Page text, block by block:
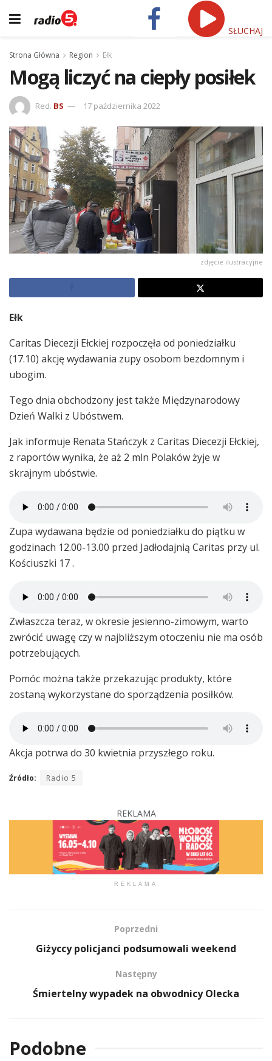
SŁUCHAJ
Strona Główna Region Ełk
Mogą liczyć na ciepły posiłek
Red. BS 17 października 2022
zdjęcie ilustracyjne
Ełk
Caritas Diecezji Ełckiej rozpoczęła od poniedziałku
(17.10) akcję wydawania zupy osobom bezdomnym i
ubogim.
Tego dnia obchodzony jest także Międzynarodowy
Dzień Walki z Ubóstwem.
Jak informuje Renata Stańczyk z Caritas Diecezji Ełckiej,
z raportów wynika, że aż 2 mln Polaków żyje w
skrajnym ubóstwie.
Zupa wydawana będzie od poniedziałku do piątku w
godzinach 12.00-13.00 przed Jadłodajnią Caritas przy ul.
Kościuszki 17 .
Zwłaszcza teraz, w okresie jesienno-zimowym, warto
zwrócić uwagę czy w najbliższym otoczeniu nie ma osób
potrzebujących.
Pomóc można także przekazując produkty, które
zostaną wykorzystane do sporządzenia posiłków.
Akcja potrwa do 30 kwietnia przyszłego roku.
Źródło: Radio 5
REKLAMA
REKLAMA
Poprzedni
Giżyccy policjanci podsumowali weekend
Następny
Śmiertelny wypadek na obwodnicy Olecka
Podobne